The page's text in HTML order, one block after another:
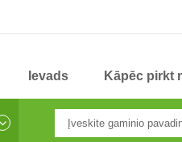
Ievads Kāpēc pirkt